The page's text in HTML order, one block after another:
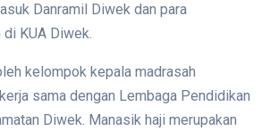
Danramil Diwek dan para
KUA Diwek.
kelompok kepala madrasah
sama dengan Lembaga Pendidikan
Diwek. Manasik haji merupakan